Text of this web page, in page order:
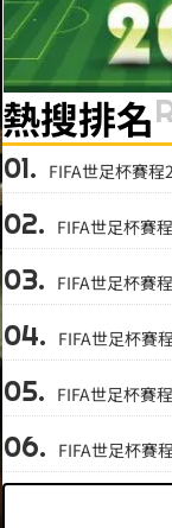
熱搜排名
FIFA世足杯賽
FIFA世足杯賽
FIFA世足杯賽
FIFA世足杯賽
FIFA世足杯賽
FIFA世足杯賽